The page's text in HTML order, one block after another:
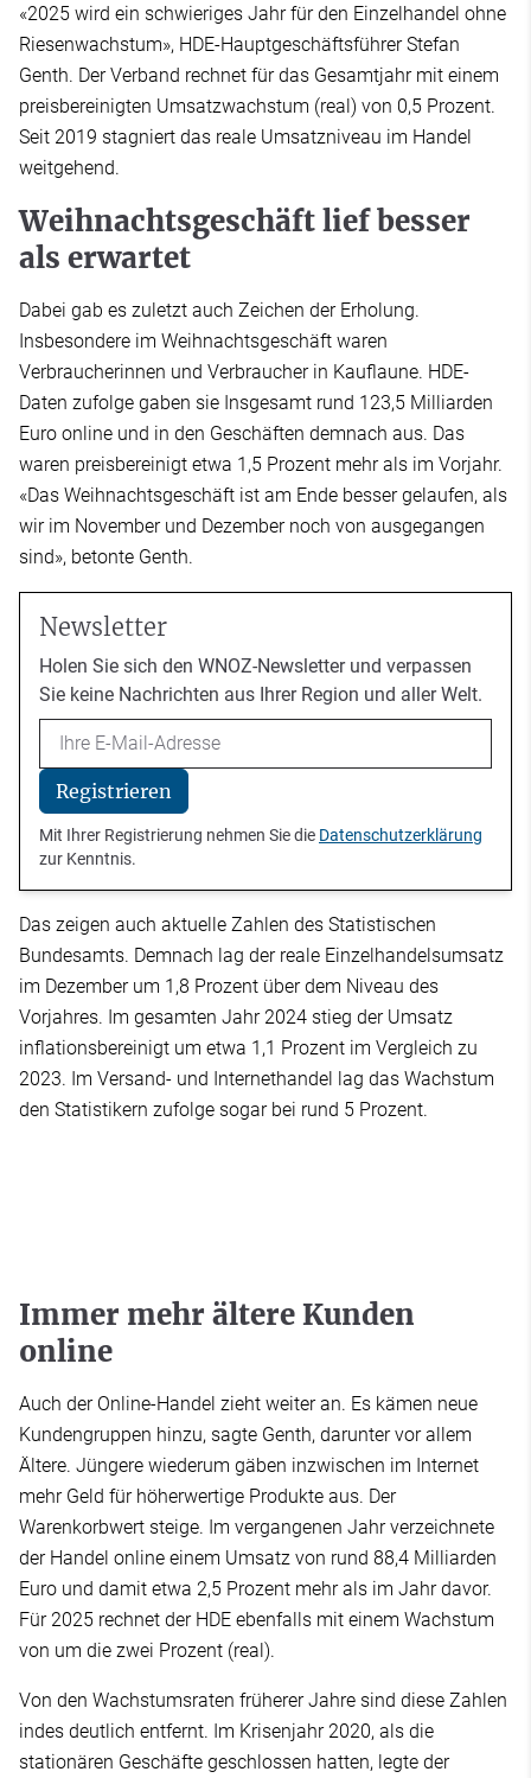
«2025 wird ein schwieriges Jahr für den Einzelhandel ohne
Riesenwachstum», HDE-Hauptgeschäftsführer Stefan
Genth. Der Verband rechnet für das Gesamtjahr mit einem
preisbereinigten Umsatzwachstum (real) von 0,5 Prozent.
Seit 2019 stagniert das reale Umsatzniveau im Handel
weitgehend.
Weihnachtsgeschäft lief besser
als erwartet
Dabei gab es zuletzt auch Zeichen der Erholung.
Insbesondere im Weihnachtsgeschäft waren
Verbraucherinnen und Verbraucher in Kauflaune. HDE-
Daten zufolge gaben sie Insgesamt rund 123,5 Milliarden
Euro online und in den Geschäften demnach aus. Das
waren preisbereinigt etwa 1,5 Prozent mehr als im Vorjahr.
«Das Weihnachtsgeschäft ist am Ende besser gelaufen, als
wir im November und Dezember noch von ausgegangen
sind», betonte Genth.
Newsletter
Holen Sie sich den WNOZ-Newsletter und verpassen
Sie keine Nachrichten aus Ihrer Region und aller Welt.
Email
Registrieren
Mit Ihrer Registrierung nehmen Sie die Datenschutzerklärung
zur Kenntnis.
Das zeigen auch aktuelle Zahlen des Statistischen
Bundesamts. Demnach lag der reale Einzelhandelsumsatz
im Dezember um 1,8 Prozent über dem Niveau des
Vorjahres. Im gesamten Jahr 2024 stieg der Umsatz
inflationsbereinigt um etwa 1,1 Prozent im Vergleich zu
2023. Im Versand- und Internethandel lag das Wachstum
den Statistikern zufolge sogar bei rund 5 Prozent.
Immer mehr ältere Kunden
online
Auch der Online-Handel zieht weiter an. Es kämen neue
Kundengruppen hinzu, sagte Genth, darunter vor allem
Ältere. Jüngere wiederum gäben inzwischen im Internet
mehr Geld für höherwertige Produkte aus. Der
Warenkorbwert steige. Im vergangenen Jahr verzeichnete
der Handel online einem Umsatz von rund 88,4 Milliarden
Euro und damit etwa 2,5 Prozent mehr als im Jahr davor.
Für 2025 rechnet der HDE ebenfalls mit einem Wachstum
von um die zwei Prozent (real).
Von den Wachstumsraten früherer Jahre sind diese Zahlen
indes deutlich entfernt. Im Krisenjahr 2020, als die
stationären Geschäfte geschlossen hatten, legte der